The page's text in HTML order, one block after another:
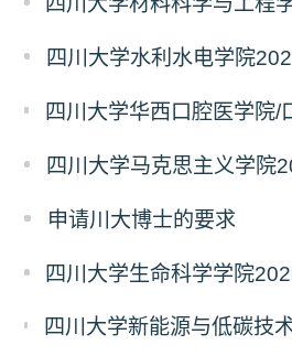
申请川大博士的要求